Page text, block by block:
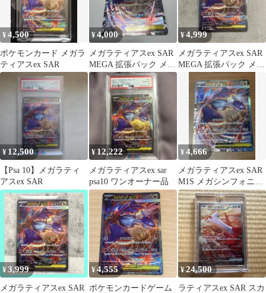
¥4,500
ポケモンカード メガラ
ティアスex SAR
¥4,000
メガラティアスex SAR
MEGA 拡張パック メガ
シンフォニア キラ 08…
¥4,999
メガラティアスex SAR
MEGA 拡張パック メガ
シンフォニア キラ 08…
¥ 12,500
【Psa 10】メガラティ
アスex SAR
¥ 12,222
メガラティアスex sar
psa10 ワンオーナー品
¥4,666
メガラティアスex SAR
M1S メガシンフォニア
088/063
¥3,999
メガラティアスex SAR
¥4,555
ポケモンカードゲーム
¥24,500
ラティアスex SAR スカ